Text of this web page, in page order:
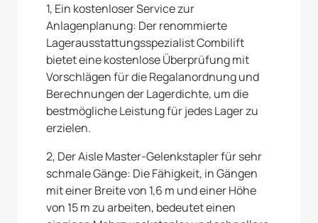
1, Ein kostenloser Service zur
Anlagenplanung: Der renommierte
Lagerausstattungsspezialist Combilift
bietet eine kostenlose Überprüfung mit
Vorschlägen für die Regalanordnung und
Berechnungen der Lagerdichte, um die
bestmögliche Leistung für jedes Lager zu
erzielen.
2, Der Aisle Master-Gelenkstapler für sehr
schmale Gänge: Die Fähigkeit, in Gängen
mit einer Breite von 1,6 m und einer Höhe
von 15 m zu arbeiten, bedeutet einen